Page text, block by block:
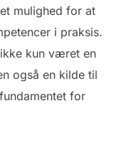
mulighed for at
i praksis.
kun været en
også en kilde til
for